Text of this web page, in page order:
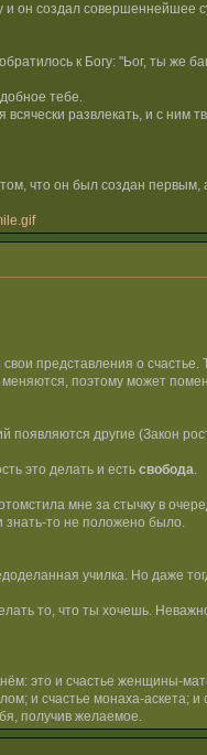
он создал
к Богу: "Ьог, ты же
тебе.
развлекать, и с ним
что он был создан
представления о
поэтому может
другие (Закон
это делать и есть свобода.
мне за стычку в
знать-то не положено было.
училка. Но даже
то, что ты хочешь.
это и счастье женщины-
и счастье монаха-аскета;
получив желаемое.